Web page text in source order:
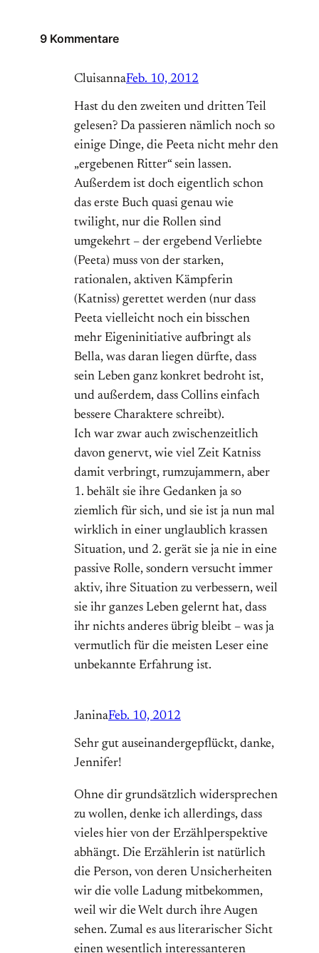
9 Kommentare
CluisannaFeb. 10, 2012
Hast du den zweiten und dritten Teil
gelesen? Da passieren nämlich noch so
einige Dinge, die Peeta nicht mehr den
„ergebenen Ritter“ sein lassen.
Außerdem ist doch eigentlich schon
das erste Buch quasi genau wie
twilight, nur die Rollen sind
umgekehrt – der ergebend Verliebte
(Peeta) muss von der starken,
rationalen, aktiven Kämpferin
(Katniss) gerettet werden (nur dass
Peeta vielleicht noch ein bisschen
mehr Eigeninitiative aufbringt als
Bella, was daran liegen dürfte, dass
sein Leben ganz konkret bedroht ist,
und außerdem, dass Collins einfach
bessere Charaktere schreibt).
Ich war zwar auch zwischenzeitlich
davon genervt, wie viel Zeit Katniss
damit verbringt, rumzujammern, aber
1. behält sie ihre Gedanken ja so
ziemlich für sich, und sie ist ja nun mal
wirklich in einer unglaublich krassen
Situation, und 2. gerät sie ja nie in eine
passive Rolle, sondern versucht immer
aktiv, ihre Situation zu verbessern, weil
sie ihr ganzes Leben gelernt hat, dass
ihr nichts anderes übrig bleibt – was ja
vermutlich für die meisten Leser eine
unbekannte Erfahrung ist.
JaninaFeb. 10, 2012
Sehr gut auseinandergepflückt, danke,
Jennifer!
Ohne dir grundsätzlich widersprechen
zu wollen, denke ich allerdings, dass
vieles hier von der Erzählperspektive
abhängt. Die Erzählerin ist natürlich
die Person, von deren Unsicherheiten
wir die volle Ladung mitbekommen,
weil wir die Welt durch ihre Augen
sehen. Zumal es aus literarischer Sicht
einen wesentlich interessanteren